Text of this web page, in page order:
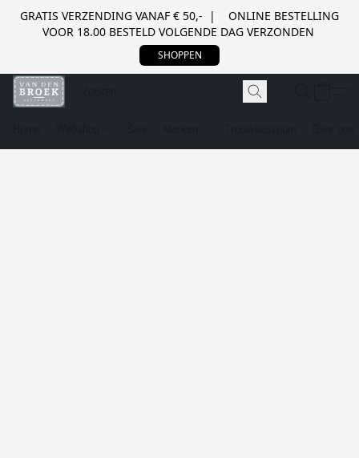
GRATIS VERZENDING VANAF € 50,- | ONLINE BESTELLING
VOOR 18.00 BESTELD VOLGENDE DAG VERZONDEN
SHOPPEN